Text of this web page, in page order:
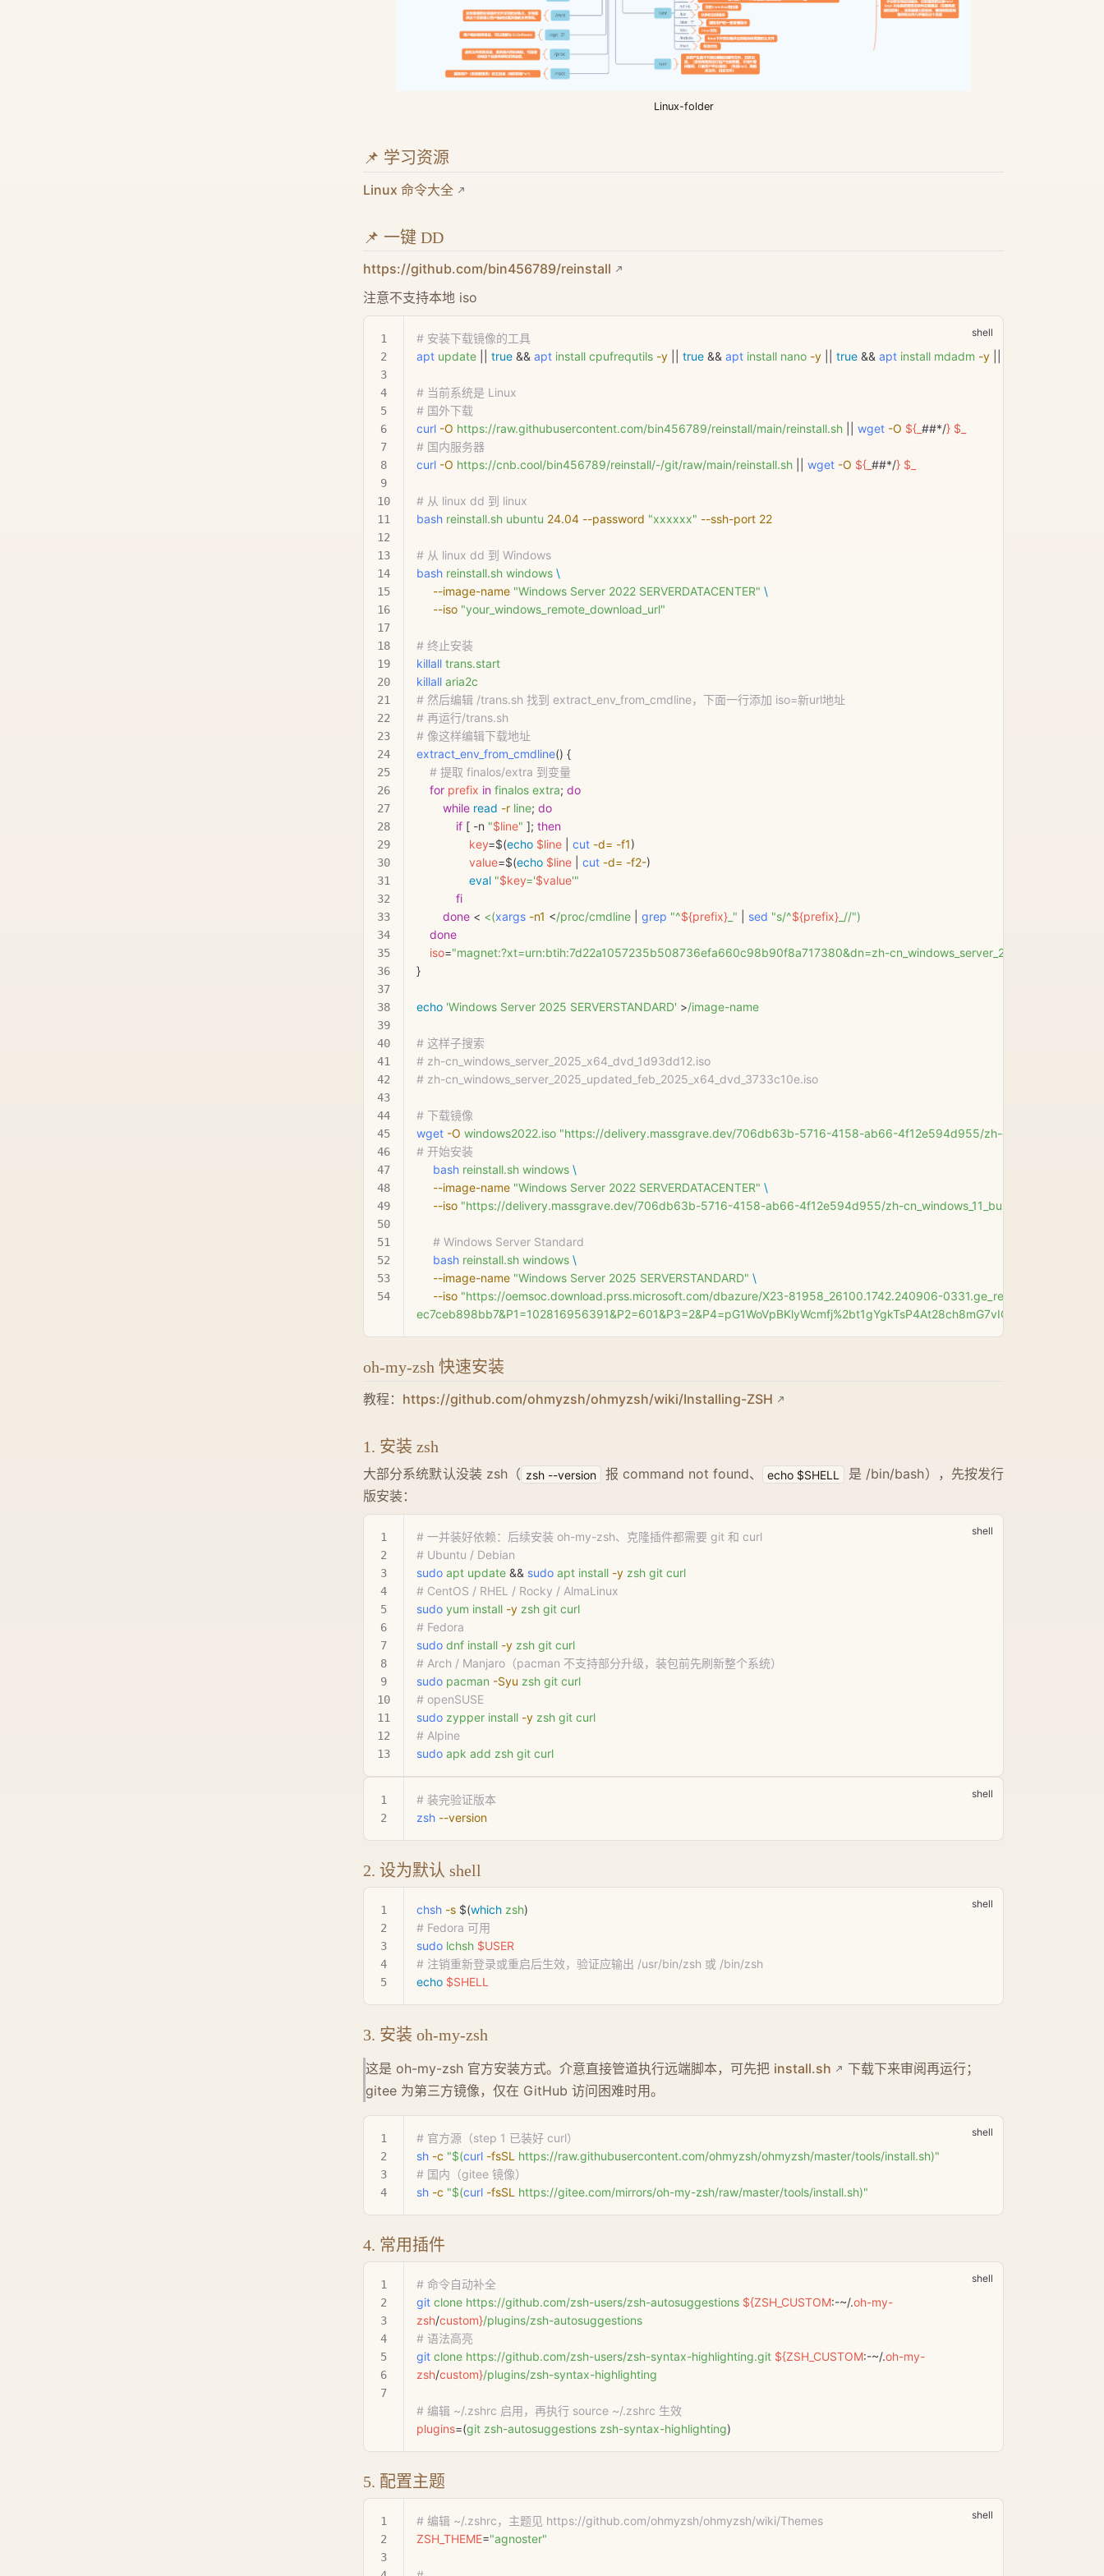
Linux-folder
📌 学习资源
Linux 命令大全
📌 一键 DD
https://github.com/bin456789/reinstall
注意不支持本地 iso
# 安装下载镜像的工具
apt update true && apt install cpufrequtils -y true && apt install nano -y true && apt install mdadm -y
# 当前系统是 Linux
# 国外下载
curl -O https://raw.githubusercontent.com/bin456789/reinstall/main/reinstall.sh wget -O ${ ##*/} $_
# 国内服务器
curl -O https://cnb.cool/bin456789/reinstall/-/git/raw/main/reinstall.sh wget -O ${ ##*/} $_
# 从 linux dd 到 linux
bash reinstall.sh ubuntu 24.04 --password "xxxxxx" --ssh-port 22
# 从 linux dd 到 Windows
bash reinstall.sh windows \
     --image-name
"Windows Server 2022 SERVERDATACENTER" \
     --iso
"your_windows_remote_download_url"
# 终止安装
killall trans.start
killall aria2c
# 然后编辑 /trans.sh 找到 extract_env_from_cmdline，下面一行添加 iso=新url地址
# 再运行/trans.sh
# 像这样编辑下载地址
extract_env_from_cmdline() {
    # 提取 finalos/extra 到变量
    for
prefix in finalos extra; do
        while
read -r line; do
            if
[ -n "$line" ]; then
                key
=$(echo $line cut -d= -f1)
                value
=$(echo $line cut -d= -f2-)
                eval
"$key='$value'"
            fi
        done
< <(xargs -n1 </proc/cmdline grep "^${prefix} _" sed "s/^${prefix} _//")
    done
    iso
="magnet:?xt=urn:btih:7d22a1057235b508736efa660c98b90f8a717380&dn=zh-
}
echo 'Windows Server 2025 SERVERSTANDARD' >/image-name
# 这样子搜索
# zh-cn_windows_server_2025_x64_dvd_1d93dd12.iso
# zh-cn_windows_server_2025_updated_feb_2025_x64_dvd_3733c10e.iso
# 下载镜像
wget -O windows2022.iso "https://delivery.massgrave.dev/706db63b-5716-4158-ab66-4f12e594d955/zh-
# 开始安装
     bash
reinstall.sh windows \
     --image-name
"Windows Server 2022 SERVERDATACENTER" \
     --iso
"https://delivery.massgrave.dev/706db63b-5716-4158-ab66-4f12e594d955/zh-
     # Windows Server Standard
     bash
reinstall.sh windows \
     --image-name
"Windows Server 2025 SERVERSTANDARD" \
     --iso
"https://oemsoc.download.prss.microsoft.com/dbazure/X23-81958_26100.1742.240906-
oh-my-zsh 快速安装
教程： https://github.com/ohmyzsh/ohmyzsh/wiki/Installing-ZSH
1. 安装 zsh
大部分系统默认没装 zsh（ zsh --version 报 command not found、 echo $SHELL
是 /bin/bash），先按发行
版安装：
# 一并装好依赖：后续安装 oh-my-zsh、克隆插件都需要 git 和 curl
# Ubuntu / Debian
sudo apt update && sudo apt install -y zsh git curl
# CentOS / RHEL / Rocky / AlmaLinux
sudo yum install -y zsh git curl
# Fedora
sudo dnf install -y zsh git curl
# Arch / Manjaro（pacman 不支持部分升级，装包前先刷新整个系统）
sudo pacman -Syu zsh git curl
# openSUSE
sudo zypper install -y zsh git curl
# Alpine
sudo apk add zsh git curl
# 装完验证版本
zsh --version
2. 设为默认 shell
chsh -s $(which zsh)
# Fedora 可用
sudo lchsh $USER
# 注销重新登录或重启后生效，验证应输出 /usr/bin/zsh 或 /bin/zsh
echo $SHELL
3. 安装 oh-my-zsh
这是 oh-my-zsh 官方安装方式。介意直接管道执行远端脚本，可先把 install.sh
下载下来审阅再运行；
gitee 为第三方镜像，仅在 GitHub 访问困难时用。
# 官方源（step 1 已装好 curl）
sh -c "$(curl -fsSL https://raw.githubusercontent.com/ohmyzsh/ohmyzsh/master/tools/install.sh)"
# 国内（gitee 镜像）
sh -c "$(curl -fsSL https://gitee.com/mirrors/oh-my-zsh/raw/master/tools/install.sh)"
4. 常用插件
# 命令自动补全
git clone https://github.com/zsh-users/zsh-autosuggestions ${ZSH_CUSTOM:-~/.oh-my-
zsh/custom}/plugins/zsh-autosuggestions
# 语法高亮
git clone https://github.com/zsh-users/zsh-syntax-highlighting.git ${ZSH_CUSTOM:-~/.oh-my-
zsh/custom}/plugins/zsh-syntax-highlighting
# 编辑 ~/.zshrc 启用，再执行 source ~/.zshrc 生效
plugins=(git zsh-autosuggestions zsh-syntax-highlighting)
5. 配置主题
# 编辑 ~/.zshrc，主题见 https://github.com/ohmyzsh/ohmyzsh/wiki/Themes
ZSH_THEME="agnoster"